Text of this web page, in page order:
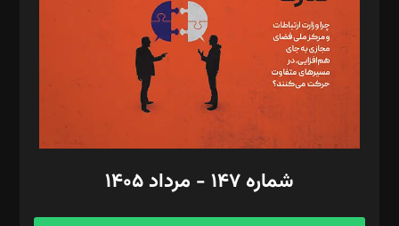
ویرایش: نگار استاد‌‌آقا
طراح یونیفرم: مجید توکلی
فیلمبرداری و عکاسی: امیر شفیعی، مانی لطفی زاده
گرافیک و صفحه‌آرایی: سید‌سبحان‌علی ثابت
مد‌یر توسعه تجاری: کامبیز برید‌
امور مالی: شاپور رهبری، محمد‌ کاظمی‌نیا
آگهی و مشترکین: ۰۹۱۹۹۹۹۰۴۵۴
شماره ۱۴۷ - مرداد ۱۴۰۵